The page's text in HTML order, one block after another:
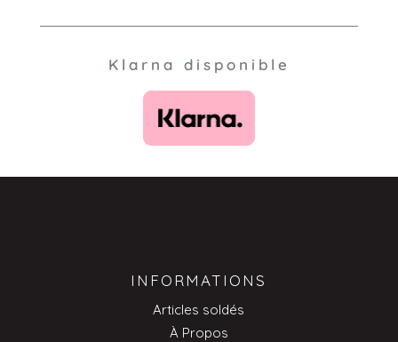
Klarna disponible
INFORMATIONS
Articles soldés
À Propos